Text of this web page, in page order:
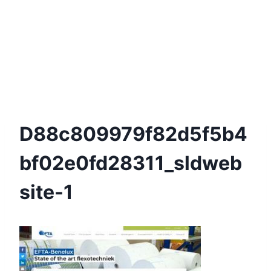
D88c809979f82d5f5b4
Bf02e0fd28311_sldweb
Site-1